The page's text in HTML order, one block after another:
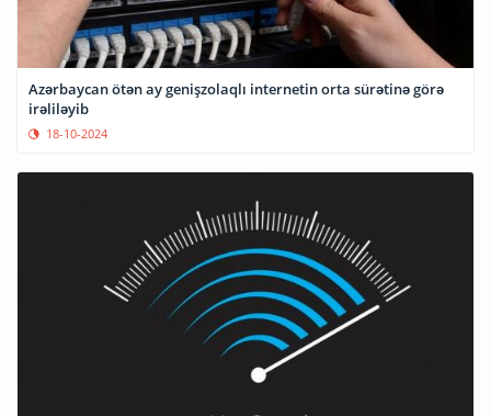
Azərbaycan ötən ay genişzolaqlı internetin orta sürətinə görə
irəliləyib
18-10-2024